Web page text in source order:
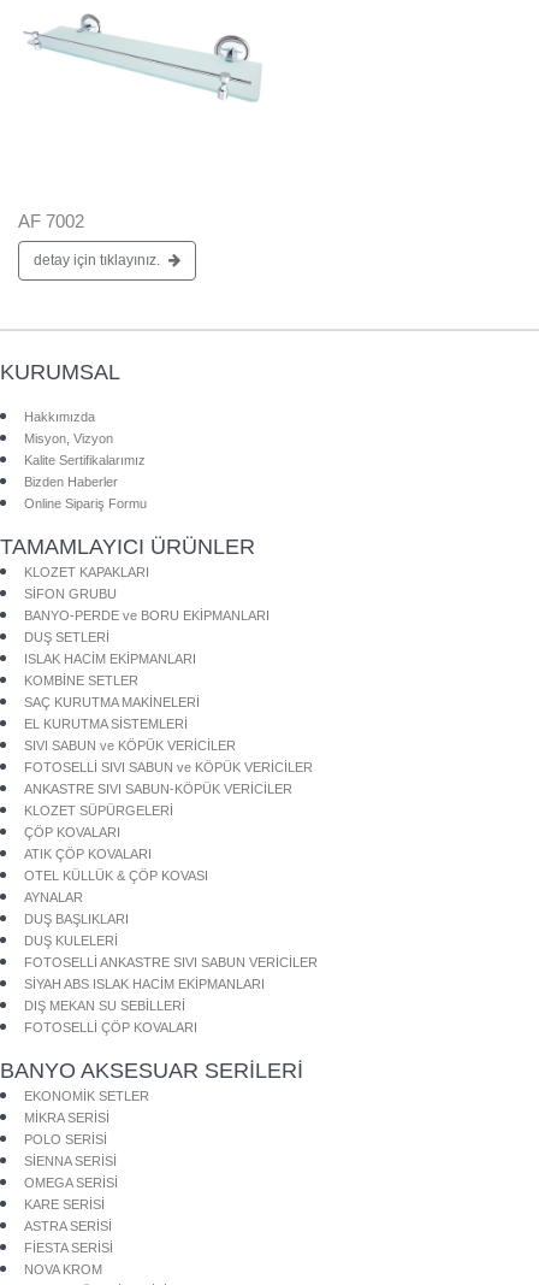
AF 7002
detay için tıklayınız.
KURUMSAL
Hakkımızda
Misyon, Vizyon
Kalite Sertifikalarımız
Bizden Haberler
Online Sipariş Formu
TAMAMLAYICI ÜRÜNLER
KLOZET KAPAKLARI
SİFON GRUBU
BANYO-PERDE ve BORU EKİPMANLARI
DUŞ SETLERİ
ISLAK HACİM EKİPMANLARI
KOMBİNE SETLER
SAÇ KURUTMA MAKİNELERİ
EL KURUTMA SİSTEMLERİ
SIVI SABUN ve KÖPÜK VERİCİLER
FOTOSELLİ SIVI SABUN ve KÖPÜK VERİCİLER
ANKASTRE SIVI SABUN-KÖPÜK VERİCİLER
KLOZET SÜPÜRGELERİ
ÇÖP KOVALARI
ATIK ÇÖP KOVALARI
OTEL KÜLLÜK & ÇÖP KOVASI
AYNALAR
DUŞ BAŞLIKLARI
DUŞ KULELERİ
FOTOSELLİ ANKASTRE SIVI SABUN VERİCİLER
SİYAH ABS ISLAK HACİM EKİPMANLARI
DIŞ MEKAN SU SEBİLLERİ
FOTOSELLİ ÇÖP KOVALARI
BANYO AKSESUAR SERİLERİ
EKONOMİK SETLER
MİKRA SERİSİ
POLO SERİSİ
SİENNA SERİSİ
OMEGA SERİSİ
KARE SERİSİ
ASTRA SERİSİ
FİESTA SERİSİ
NOVA KROM